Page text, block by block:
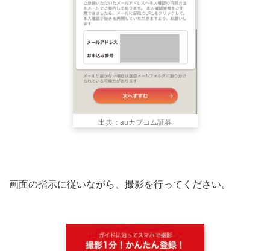
出典：auカブコム証券
画面の指示に従いながら、撮影を行ってください。